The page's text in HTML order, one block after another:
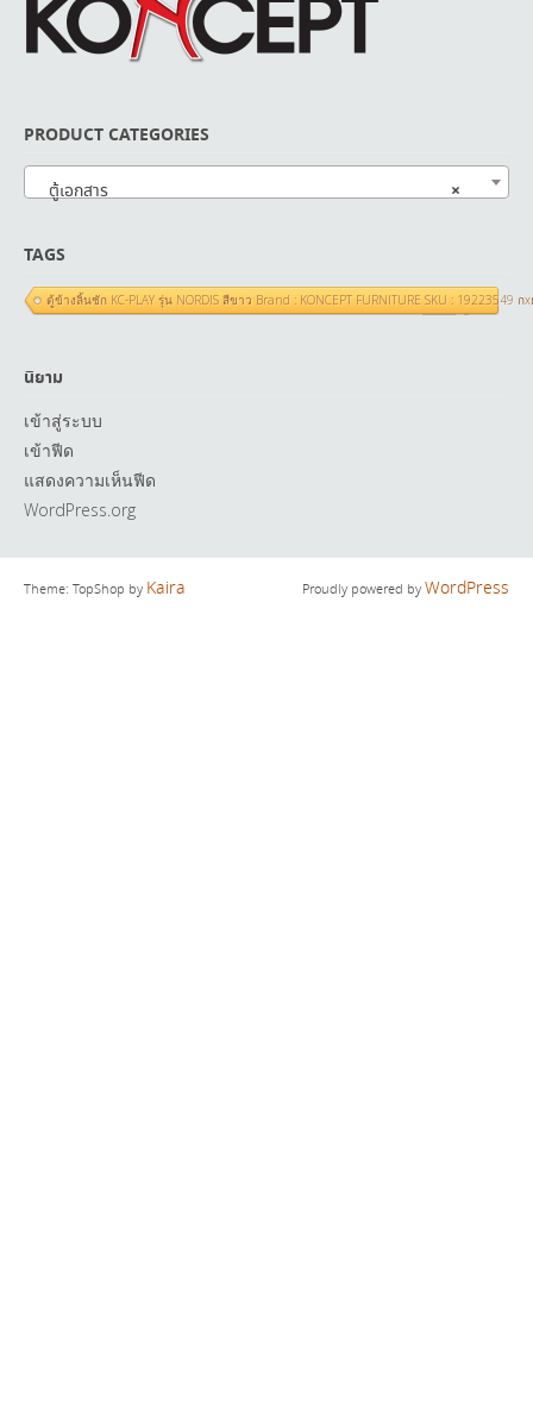
PRODUCT CATEGORIES
×
ตู้เอกสาร
TAGS
ตู้ข้างลิ้นชัก KC-PLAY รุ่น NORDIS สีขาว Brand : KONCEPT FURNITURE SKU : 19223549 ก
นิยาม
เข้าสู่ระบบ
เข้าฟีด
แสดงความเห็นฟีด
WordPress.org
Theme: TopShop by Kaira Proudly powered byWordPress